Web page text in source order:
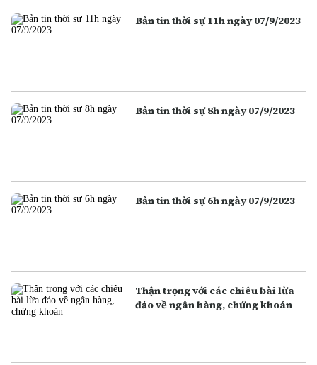
Bản tin thời sự 11h ngày 07/9/2023
Bản tin thời sự 8h ngày 07/9/2023
Bản tin thời sự 6h ngày 07/9/2023
Thận trọng với các chiêu bài lừa
đảo về ngân hàng, chứng khoán